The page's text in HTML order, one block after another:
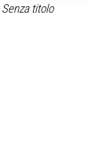
Senza titolo